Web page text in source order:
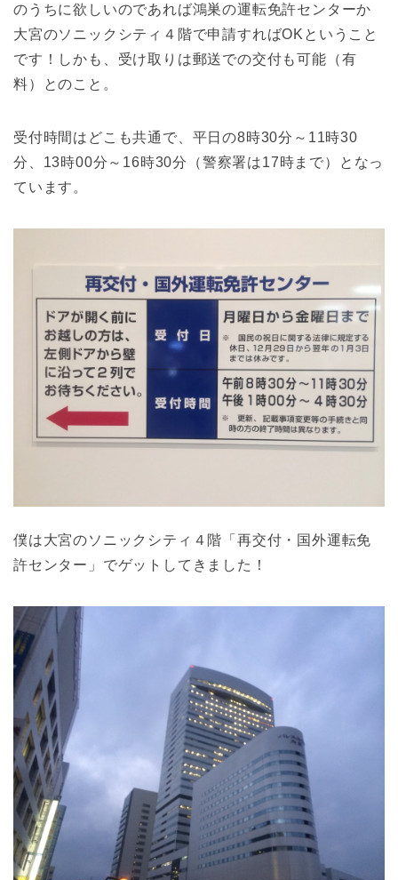
のうちに欲しいのであれば鴻巣の運転免許センターか
大宮のソニックシティ４階で申請すればOKということ
です！しかも、受け取りは郵送での交付も可能（有
料）とのこと。
受付時間はどこも共通で、平日の8時30分～11時30
分、13時00分～16時30分（警察署は17時まで）となっ
ています。
僕は大宮のソニックシティ４階「再交付・国外運転免
許センター」でゲットしてきました！